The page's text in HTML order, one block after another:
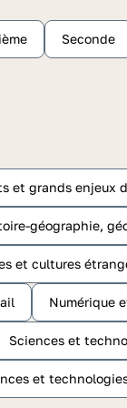
Seconde
et grands enjeux
géographie,
et cultures
Numérique
Sciences et
et